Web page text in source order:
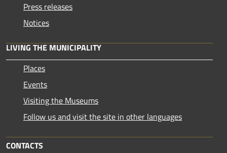
Press releases
Notices
LIVING THE MUNICIPALITY
Places
Events
Visiting the Museums
Follow us and visit the site in other languages
CONTACTS